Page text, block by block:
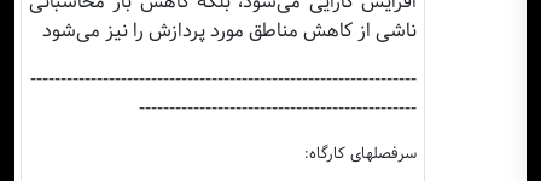
ناشی از کاهش مناطق مورد پردازش را نیز می‌شود
----------------------------------------------------------------
----------------------------------------------
سرفصلهای کارگاه: